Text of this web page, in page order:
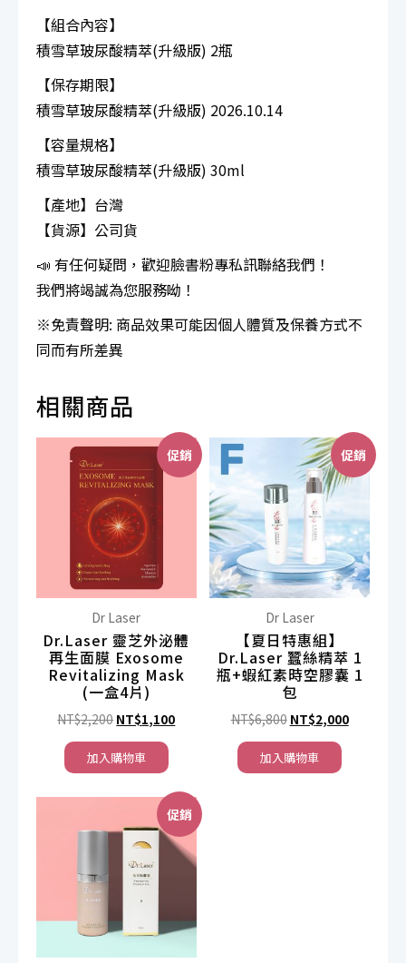
尿
酸
精
萃
(升
級
2
瓶
數
量
【組合內容】
積雪草玻尿酸精萃(升級版) 2瓶
【保存期限】
積雪草玻尿酸精萃(升級版) 2026.10.14
【容量規格】
積雪草玻尿酸精萃(升級版) 30ml
【產地】台灣
【貨源】公司貨
📣 有任何疑問，歡迎臉書粉專私訊聯絡我們！
我們將竭誠為您服務呦！
※免責聲明: 商品效果可能因個人體質及保養方式不
同而有所差異
相關商品
促銷
Dr Laser
Dr.Laser 靈芝外泌體
再生面膜 Exosome
Revitalizing Mask
(一盒4片)
NT$2,200原
始
價
NT$2,200。
NT$1,100目
NT$1,100。
加入購物車
促銷
Dr Laser
【夏日特惠組】
Dr.Laser 蠶絲精萃 1
瓶+蝦紅素時空膠囊 1
包
NT$6,800 原
始
價
NT$2,000目
加入購物車
促銷